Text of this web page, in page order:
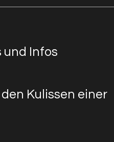
und Infos
Kulissen einer